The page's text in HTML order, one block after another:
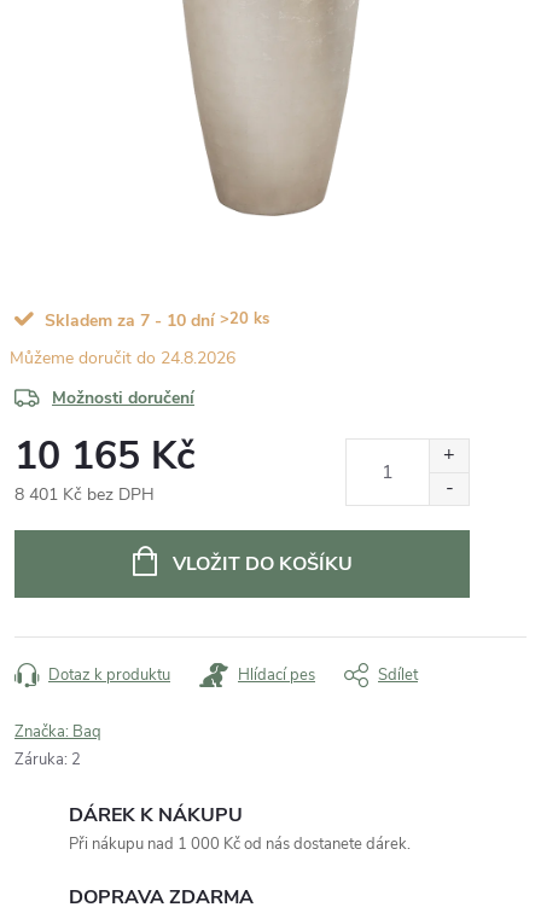
Skladem za 7 - 10 dní >20 ks
24.8.2026
Možnosti doručení
10 165 Kč
8 401 Kč bez DPH
VLOŽIT DO KOŠÍKU
Dotaz k produktu Hlídací pes Sdílet
Značka: Baq
Záruka: 2
DÁREK K NÁKUPU
Při nákupu nad 1 000 Kč od nás dostanete dárek.
DOPRAVA ZDARMA